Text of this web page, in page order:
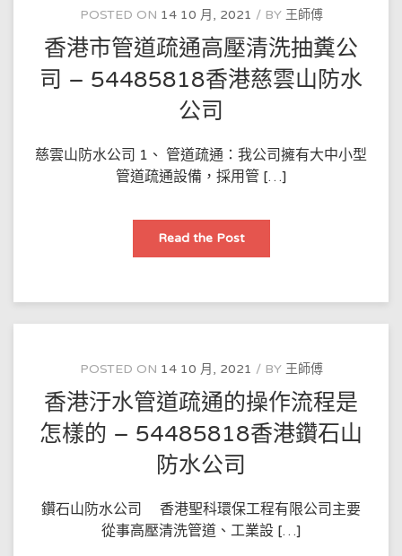
疏
通
–
54485818
香
港
慈
公
司
POSTED ON 14 10 月, 2021 BY 王師傅
香港市管道疏通高壓清洗抽糞公
司 – 54485818香港慈雲山防水
公司
慈雲山防水公司 1、 管道疏通：我公司擁有大中小型
管道疏通設備，採用管 […]
Read the Post香
市
疏
高
洗
抽
糞
公
司
–
54485818
慈
山
防
水
公
POSTED ON 14 10 月, 2021 BY 王師傅
香港汙水管道疏通的操作流程是
怎樣的 – 54485818香港鑽石山
防水公司
鑽石山防水公司 香港聖科環保工程有限公司主要
從事高壓清洗管道、工業設 […]